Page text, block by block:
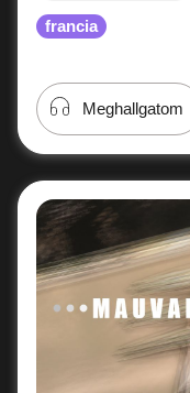
francia
Meghallgatom